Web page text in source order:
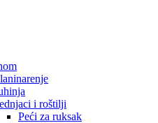
i roštilji
Peći za ruksak